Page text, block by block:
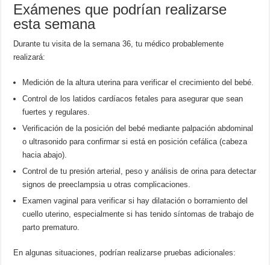
Exámenes que podrían realizarse
esta semana
Durante tu visita de la semana 36, tu médico probablemente
realizará:
Medición de la altura uterina para verificar el crecimiento del bebé.
Control de los latidos cardíacos fetales para asegurar que sean
fuertes y regulares.
Verificación de la posición del bebé mediante palpación abdominal
o ultrasonido para confirmar si está en posición cefálica (cabeza
hacia abajo).
Control de tu presión arterial, peso y análisis de orina para detectar
signos de preeclampsia u otras complicaciones.
Examen vaginal para verificar si hay dilatación o borramiento del
cuello uterino, especialmente si has tenido síntomas de trabajo de
parto prematuro.
En algunas situaciones, podrían realizarse pruebas adicionales: